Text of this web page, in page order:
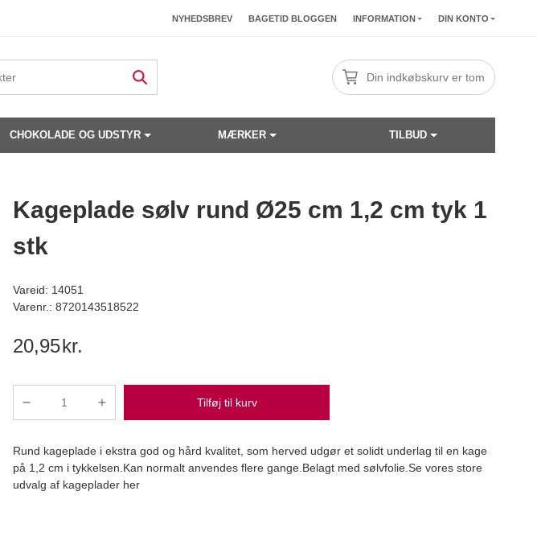
NYHEDSBREV BAGETID BLOGGEN INFORMATION DIN KONTO
Din indkøbskurv er tom
CHOKOLADE OG UDSTYR MÆRKER TILBUD
din interesse? ☓
Kageplade sølv rund Ø25 cm 1,2 cm tyk 1
stk
Vareid: 14051
Varenr.: 8720143518522
20,95kr.
Kageplade
Ø25
Tilføj til kurv
Rund kageplade i ekstra god og hård kvalitet, som herved udgør et solidt underlag til en kage
på 1,2 cm i tykkelsen.Kan normalt anvendes flere gange.Belagt med sølvfolie.Se vores store
udvalg af kageplader her